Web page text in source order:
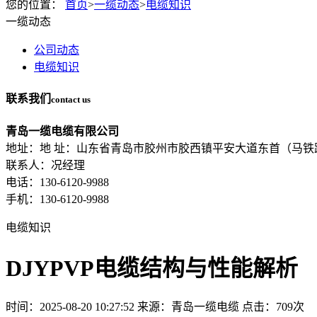
您的位置： 首页>一缆动态>电缆知识
一缆动态
公司动态
电缆知识
联系我们 contact us
青岛一缆电缆有限公司
地址：地 址：山东省青岛市胶州市胶西镇平安大道东首（马
联系人：况经理
电话：130-6120-9988
手机：130-6120-9988
电缆知识
DJYPVP电缆结构与性能解析
时间：2025-08-20 10:27:52 来源：青岛一缆电缆 点击：709次